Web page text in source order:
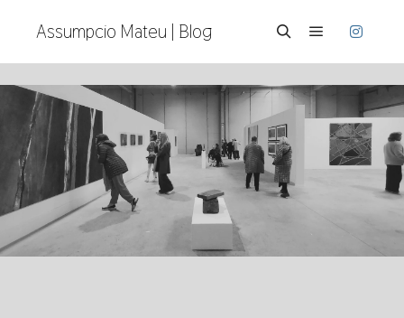
Assumpcio Mateu | Blog
Archivo de la etiqueta:
grandes
formatos